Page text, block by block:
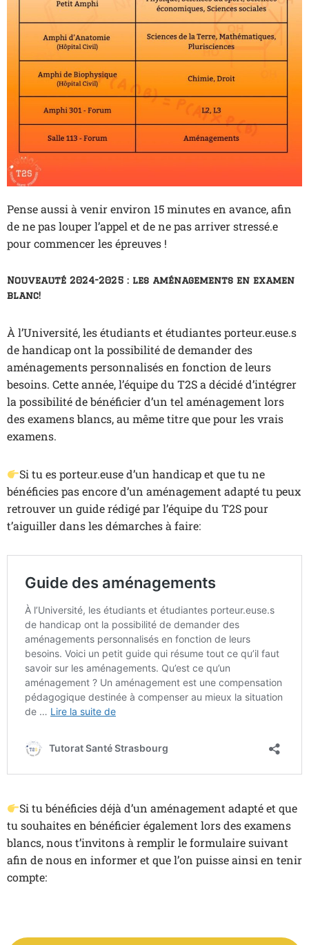
Pense aussi à venir environ 15 minutes en avance, afin
de ne pas louper l’appel et de ne pas arriver stressé.e
pour commencer les épreuves !
Nouveauté 2024-2025 : les aménagements en examen
blanc!
À l’Université, les étudiants et étudiantes porteur.euse.s
de handicap ont la possibilité de demander des
aménagements personnalisés en fonction de leurs
besoins. Cette année, l’équipe du T2S a décidé d’intégrer
la possibilité de bénéficier d’un tel aménagement lors
des examens blancs, au même titre que pour les vrais
examens.
Si tu es porteur.euse d’un handicap et que tu ne
bénéficies pas encore d’un aménagement adapté tu peux
retrouver un guide rédigé par l’équipe du T2S pour
t’aiguiller dans les démarches à faire:
Si tu bénéficies déjà d’un aménagement adapté et que
tu souhaites en bénéficier également lors des examens
blancs, nous t’invitons à remplir le formulaire suivant
afin de nous en informer et que l’on puisse ainsi en tenir
compte: